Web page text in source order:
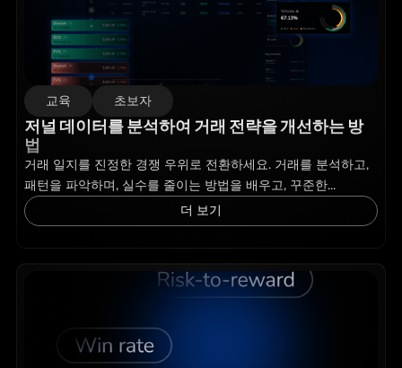
교육 초보자
저널 데이터를 분석하여 거래 전략을 개선하는 방
법
거래 일지를 진정한 경쟁 우위로 전환하세요. 거래를 분석하고,
패턴을 파악하며, 실수를 줄이는 방법을 배우고, 꾸준한...
더 보기